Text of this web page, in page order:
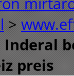
>
Inderal
preis